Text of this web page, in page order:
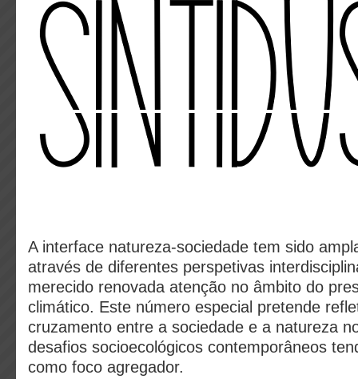
A interface natureza-sociedade tem sido
através de diferentes perspetivas
merecido renovada atenção no âmbito do
climático. Este número especial pretende
cruzamento entre a sociedade e a natureza
desafios socioecológicos contemporâneos
como foco agregador.